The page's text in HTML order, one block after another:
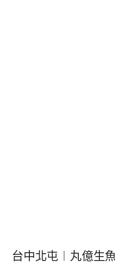
台中北屯︱丸億生